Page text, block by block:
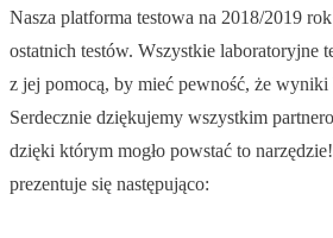
Nasza platforma testowa na 2018/2019
ostatnich testów. Wszystkie laboratoryjne
z jej pomocą, by mieć pewność, że
Serdecznie dziękujemy wszystkim
dzięki którym mogło powstać to
prezentuje się następująco: